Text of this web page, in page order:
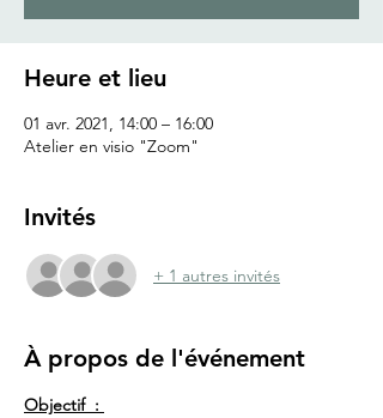
Heure et lieu
01 avr. 2021, 14:00 – 16:00
Atelier en visio "Zoom"
Invités
+ 1 autres invités
À propos de l'événement
Objectif  :